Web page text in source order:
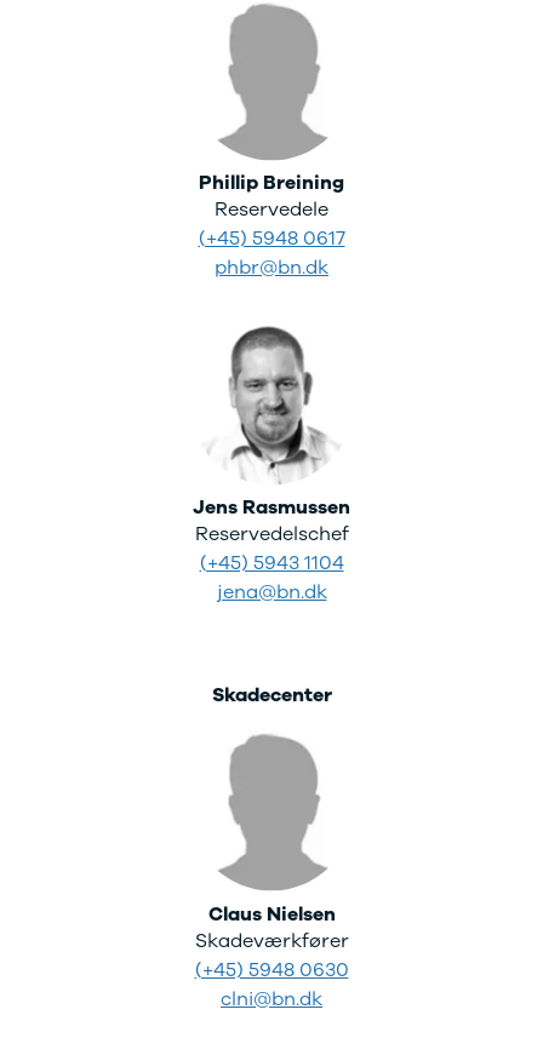
Phillip Breining
Reservedele
(+45) 5948 0617
phbr@bn.dk
Jens Rasmussen
Reservedelschef
(+45) 5943 1104
jena@bn.dk
Skadecenter
Claus Nielsen
Skadeværkfører
(+45) 5948 0630
clni@bn.dk